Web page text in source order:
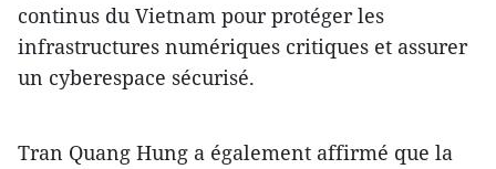
continus du Vietnam pour protéger les
infrastructures numériques critiques et assurer
un cyberespace sécurisé.
Tran Quang Hung a également affirmé que la